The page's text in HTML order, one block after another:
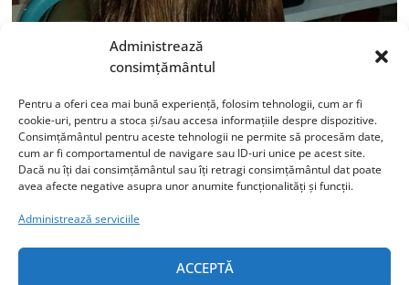
Administrează
consimțământul
Pentru a oferi cea mai bună experiență, folosim tehnologii, cum ar fi
cookie-uri, pentru a stoca și/sau accesa informațiile despre dispozitive.
Consimțământul pentru aceste tehnologii ne permite să procesăm date,
cum ar fi comportamentul de navigare sau ID-uri unice pe acest site.
Dacă nu îți dai consimțământul sau îți retragi consimțământul dat poate
avea afecte negative asupra unor anumite funcționalități și funcții.
Administrează serviciile
ACCEPTĂ
Cu copilul la coafor
A fost atât de încântată de rezultat încât le spunea